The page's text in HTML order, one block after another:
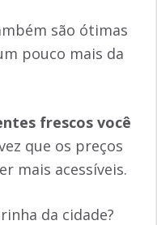
são ótimas
pouco mais da
frescos você
que os preços
mais acessíveis.
da cidade?